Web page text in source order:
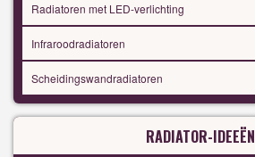
Radiatoren met LED-verlichting
Infraroodradiatoren
Scheidingswandradiatoren
RADIATOR-IDEEËN